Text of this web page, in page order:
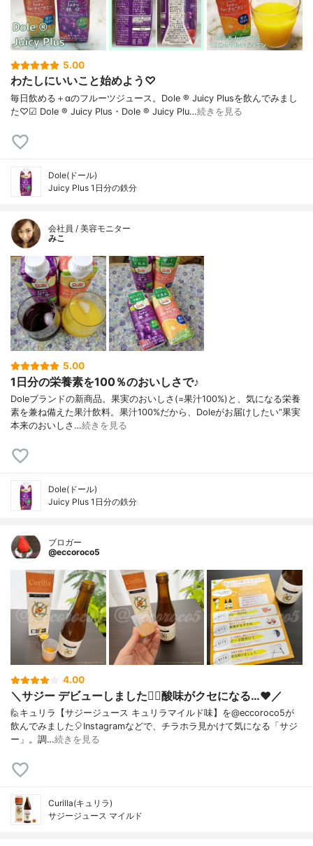
5.00
わたしにいいこと始めよう♡
毎日飲める＋αのフルーツジュース。Dole ® Juicy Plusを飲んでみまし
た♡☑︎ Dole ® Juicy Plus・Dole ® Juicy Plu…続きを見る
Dole(ドール)
Juicy Plus 1日分の鉄分
会社員 / 美容モニター
みこ
5.00
1日分の栄養素を100％のおいしさで♪
Doleブランドの新商品。果実のおいしさ(=果汁100%)と、気になる栄養
素を兼ね備えた果汁飲料。果汁100%だから、Doleがお届けしたい”果実
本来のおいしさ…続きを見る
Dole(ドール)
Juicy Plus 1日分の鉄分
ブロガー
@eccoroco5
4.00
＼サジー デビューしました🙋‍♀️酸味がクセになる…❤️／
🙋キュリラ【サジージュース キュリラマイルド味】を@eccoroco5が
飲んでみました🎈⁡⁡⁡Instagramなどで、チラホラ見かけて気になる「サジ
ー」。⁡調…続きを見る
Curilla(キュリラ)
サジージュース マイルド